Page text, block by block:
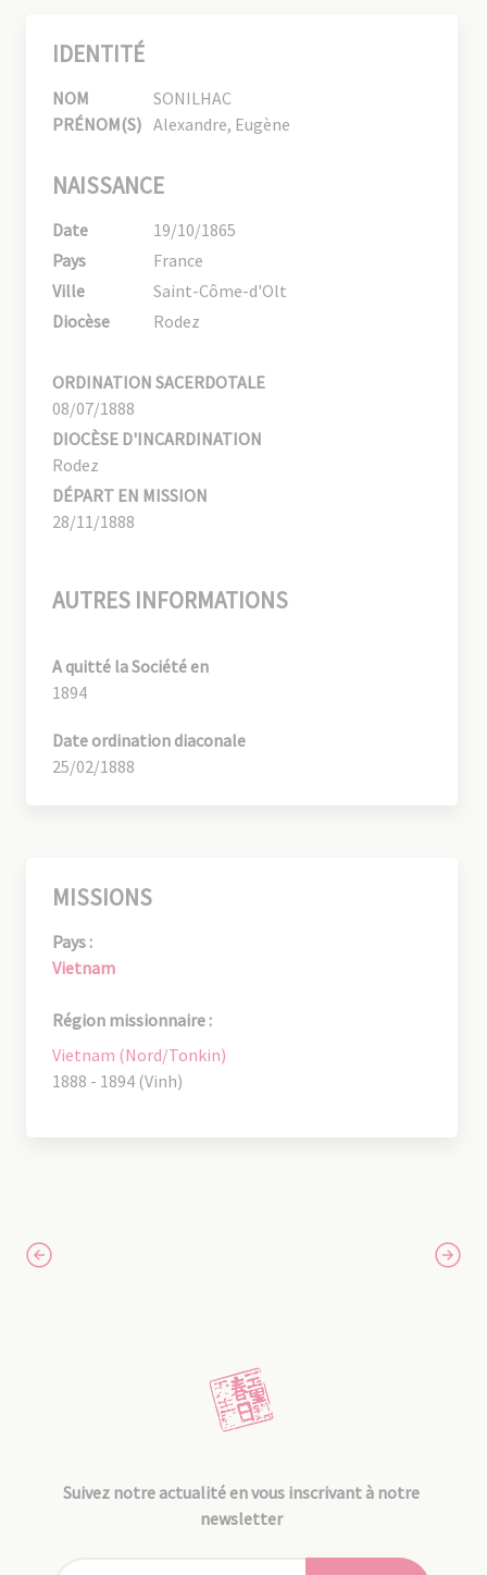
IDENTITÉ
NOM
SONILHAC
PRÉNOM(S) Alexandre, Eugène
NAISSANCE
Date
19/10/1865
Pays
France
Ville
Saint-Côme-d'Olt
Diocèse
Rodez
ORDINATION SACERDOTALE
08/07/1888
DIOCÈSE D'INCARDINATION
Rodez
DÉPART EN MISSION
28/11/1888
AUTRES INFORMATIONS
A quitté la Société en
1894
Date ordination diaconale
25/02/1888
MISSIONS
Pays :
Vietnam
Région missionnaire :
Vietnam (Nord/Tonkin)
1888 - 1894 (Vinh)
Suivez notre actualité en vous inscrivant à notre
newsletter